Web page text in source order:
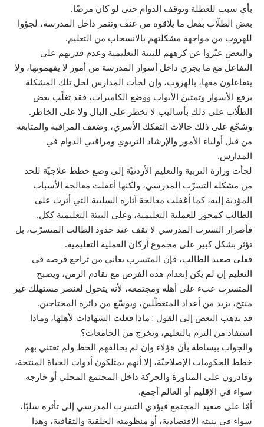
بأي سبب للعطلة وتوقف الدوام حتى لو كان مرضًا.
بعض الطلّاب بفعل ما يلاقوه من عنف وتنمر داخل المدرسة، لجؤوا
للهروب من مواجهة مشكلتهم بالانسحاب من التعليم.
والبعض عبّروا عن كرههم للبيئة التعليمية وعدم قدرتهم على
التفاعل مع ما يجري داخل أسوار المدرسة من أمور لا يفهمونها، ولا
يتفاعلون معها، بالهروب، وإن لجأت المدارس لحل تلك المشكلة
برفع الأسوار وتمتين الأبواب ووضع الكاميرات، فقد تغلّب بعض
الطلّاب على ذلك بأساليب لا تخطر على البال ولا على الخاطر.
وشجّع على ذلك حالات التفكك الأسري، وضعف المراقبة والمتابعة
من قبل أولياء الأمور والإرشاد التربوي ومراقبي الدوام في
المدارس.
لجأت وزارة التربية والتعليم الأردنيّة إلى وضع خطط علاجيّة للحد
من مشكلة التسرّب المدرسي، ولكنها أغفلت معالجة الأسباب
المؤدية إليه، كما أغفلت معالجة آثاره السلبية التي أثرت على
الطالب كمحور للعملية التعليمية، وعلى البيئة التعليمية ككل.
فأضرار التسرب المدرسي لا تقف عند حدود الطالب المتسرّب، بل
تؤثر بشكل كبير على مجموع أركان العملية التعليمية.
فعلى صعيد الطالب، فإن المتسرب يعاني من تراجع فرصه في
التعليم إن لم يكن إنعدام هذه الفرص مع تقادم الزمن، ويصبح
المتسرب عبء على أهله ومجتمعه، لأنه يتحول لعنصر مستهلك غير
منتج، يزيد من أعداد المتعطّلين، ويوسّع من دائرة المحتاجين.
قد يذهب البعض إلى القول : ماذا فعلت الشهادات لأهلها، وماذا
استفاد من التزم بالتعليم، وتخرج من الجامعات؟
والجواب ببساطة بأن هؤلاء وإن لم يحالفهم الحظ ولم تعتني بهم
خطط الحكومات الإصلاحيّة، إلا أنهم يمتلكون أدوات الحياة المنتجة،
وقادرون على المناورة والحركة داخل المجتمع المحلي أو خارجه
سواء في الإقليم أو العالم أجمع.
أمّا على صعيد المجتمع فيؤدي التسرب المدرسي إلى تأثره سلبًا،
سواء في بنيته الاقتصادية، أو منظومته الخلقية والثقافية، وهذا